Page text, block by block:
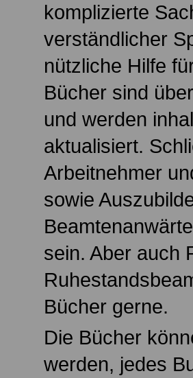
komplizierte
verständlicher
nützliche Hilfe
Bücher sind
und werden
aktualisiert.
Arbeitnehmer
sowie
sein. Aber auch
Bücher gerne.
Die Bücher
werden, jedes